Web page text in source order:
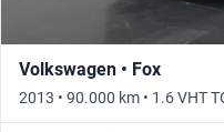
Volkswagen • Fox
2013 • 90.000 km • 1.6 VHT